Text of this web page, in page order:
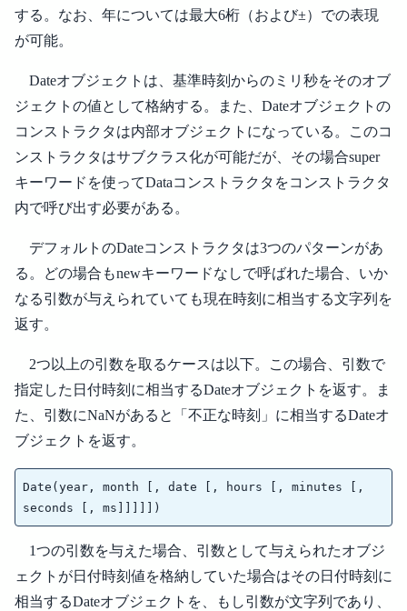
する。なお、年については最大6桁（および±）での表現
が可能。
Dateオブジェクトは、基準時刻からのミリ秒をそのオブ
ジェクトの値として格納する。また、Dateオブジェクトの
コンストラクタは内部オブジェクトになっている。このコ
ンストラクタはサブクラス化が可能だが、その場合super
キーワードを使ってDataコンストラクタをコンストラクタ
内で呼び出す必要がある。
デフォルトのDateコンストラクタは3つのパターンがあ
る。どの場合もnewキーワードなしで呼ばれた場合、いか
なる引数が与えられていても現在時刻に相当する文字列を
返す。
2つ以上の引数を取るケースは以下。この場合、引数で
指定した日付時刻に相当するDateオブジェクトを返す。ま
た、引数にNaNがあると「不正な時刻」に相当するDateオ
ブジェクトを返す。
Date(year, month [, date [, hours [, minutes [,
1つの引数を与えた場合、引数として与えられたオブジ
ェクトが日付時刻値を格納していた場合はその日付時刻に
相当するDateオブジェクトを、もし引数が文字列であり、